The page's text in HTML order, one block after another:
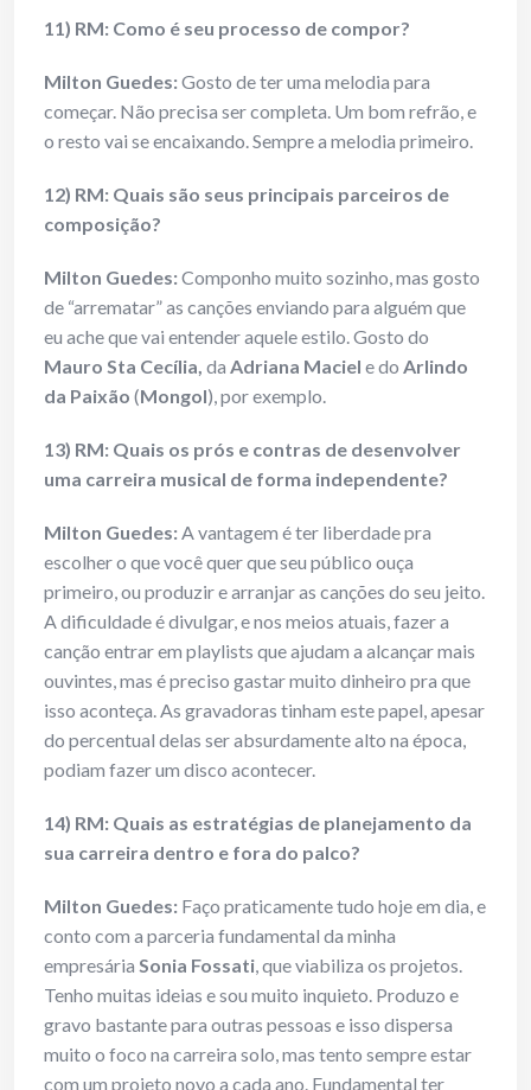
11) RM: Como é seu processo de compor?
Milton Guedes:Gosto de ter uma melodia para
começar. Não precisa ser completa. Um bom refrão, e
o resto vai se encaixando. Sempre a melodia primeiro.
12) RM: Quais são seus principais parceiros de
composição?
Milton Guedes:Componho muito sozinho, mas gosto
de “arrematar” as canções enviando para alguém que
eu ache que vai entender aquele estilo. Gosto do
Mauro Sta Cecília, da Adriana Maciel e do Arlindo
da Paixão (Mongol), por exemplo.
13) RM: Quais os prós e contras de desenvolver
uma carreira musical de forma independente?
Milton Guedes:A vantagem é ter liberdade pra
escolher o que você quer que seu público ouça
primeiro, ou produzir e arranjar as canções do seu jeito.
A dificuldade é divulgar, e nos meios atuais, fazer a
canção entrar em playlists que ajudam a alcançar mais
ouvintes, mas é preciso gastar muito dinheiro pra que
isso aconteça. As gravadoras tinham este papel, apesar
do percentual delas ser absurdamente alto na época,
podiam fazer um disco acontecer.
14) RM: Quais as estratégias de planejamento da
sua carreira dentro e fora do palco?
Milton Guedes: Faço praticamente tudo hoje em dia, e
conto com a parceria fundamental da minha
empresária Sonia Fossati, que viabiliza os projetos.
Tenho muitas ideias e sou muito inquieto. Produzo e
gravo bastante para outras pessoas e isso dispersa
muito o foco na carreira solo, mas tento sempre estar
com um projeto novo a cada ano. Fundamental ter